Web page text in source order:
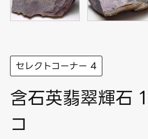
セレクトコーナー 4
含石英翡翠輝石
コ